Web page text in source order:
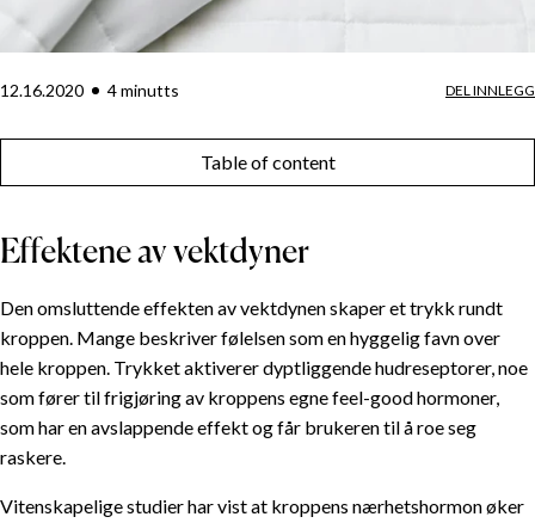
12.16.2020 4minutts DEL INNLEGG
Table of content
Effektene av vektdyner
Den omsluttende effekten av vektdynen skaper et trykk rundt
kroppen. Mange beskriver følelsen som en hyggelig favn over
hele kroppen. Trykket aktiverer dyptliggende hudreseptorer, noe
som fører til frigjøring av kroppens egne feel-good hormoner,
som har en avslappende effekt og får brukeren til å roe seg
raskere.
Vitenskapelige studier har vist at kroppens nærhetshormon øker